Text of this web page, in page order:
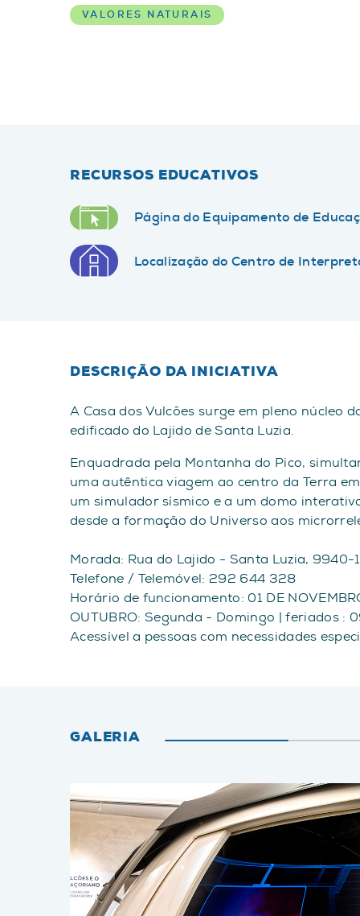
VALORES NATURAIS
RECURSOS EDUCATIVOS
Página do Equipamento de
Localização do Centro de
DESCRIÇÃO DA INICIATIVA
A Casa dos Vulcões surge em pleno núcleo
edificado do Lajido de Santa Luzia.
Enquadrada pela Montanha do Pico,
uma autêntica viagem ao centro da Terra
um simulador sísmico e a um domo
desde a formação do Universo aos
Morada: Rua do Lajido - Santa Luzia, 9940-
Telefone / Telemóvel: 292 644 328
Horário de funcionamento: 01 DE
OUTUBRO: Segunda - Domingo | feriados :
Acessível a pessoas com necessidades
GALERIA